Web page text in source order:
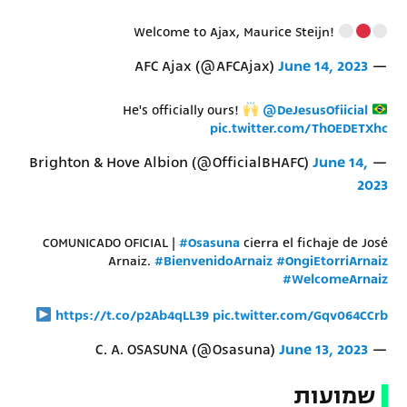
Welcome to Ajax, Maurice Steijn!
— AFC Ajax (@AFCAjax)
June 14, 2023
He's officially ours!
@DeJesusOfiicial
pic.twitter.com/ThOEDETXhc
— Brighton & Hove Albion (@OfficialBHAFC)
June 14,
2023
COMUNICADO OFICIAL | #Osasuna cierra el fichaje de José
Arnaiz. #BienvenidoArnaiz #OngiEtorriArnaiz
#WelcomeArnaiz
https://t.co/p2Ab4qLL39 pic.twitter.com/Gqv064CCrb
— C. A. OSASUNA (@Osasuna)
June 13, 2023
שמועות